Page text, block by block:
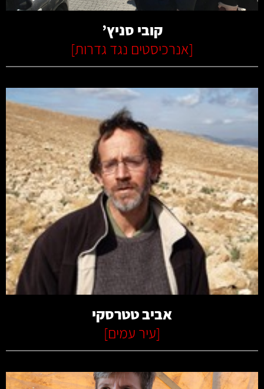
קובי סניץ’
[אנרכיסטים נגד גדרות]
קרא עוד
אביב טטרסקי
[עיר עמים]